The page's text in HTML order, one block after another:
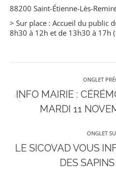
88200 Saint-Étienne-Lès-
> Sur place : Accueil du public
8h30 à 12h et de 13h30 à 17h
Navigation
de
commentaire
ONGLET
INFO MAIRIE :
MARDI 11
ONGLET
LE SICOVAD VOUS
DES